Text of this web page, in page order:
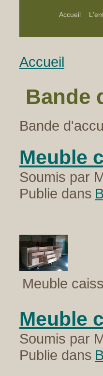
Accueil
Accueil
Bande
Bande
Meuble
Soumis par
Publie dans
Meuble
Meuble
Soumis par
Publie dans